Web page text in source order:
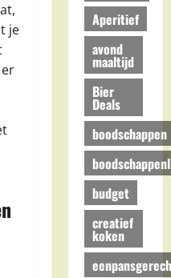
je
Aperitief
avond
maaltijd
Bier
Deals
boodschappen
budget
creatief
koken